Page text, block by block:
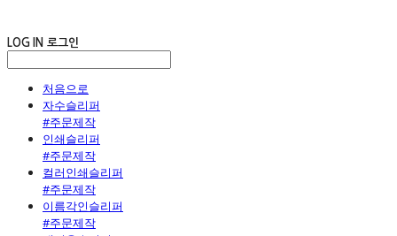
LOG IN 로그인
처음으로
자수슬리퍼
#주문제작
인쇄슬리퍼
#주문제작
컬러인쇄슬리퍼
#주문제작
이름각인슬리퍼
#주문제작